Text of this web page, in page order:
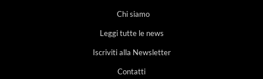
Chi siamo
Leggi tutte le news
Iscriviti alla Newsletter
Contatti